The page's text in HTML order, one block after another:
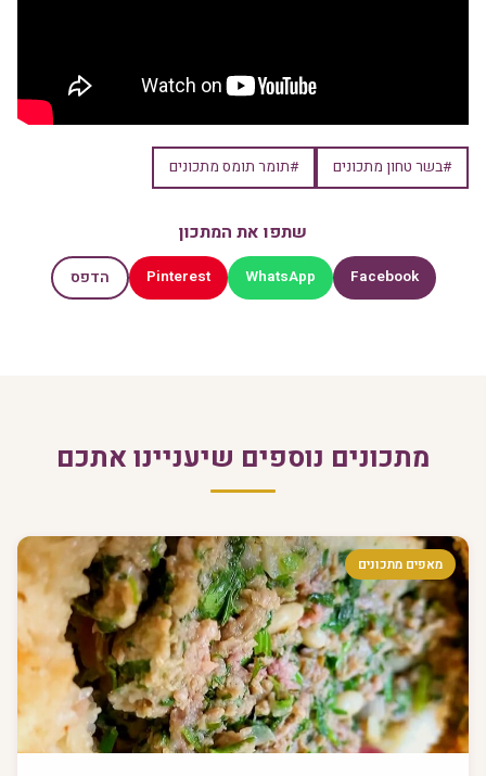
#בשר טחון מתכונים #תומר תומס מתכונים
שתפו את המתכון
Facebook
WhatsApp
Pinterest הדפס
מתכונים נוספים שיעניינו אתכם
מאפים מתכונים